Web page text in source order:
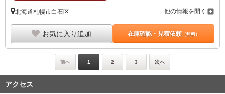
北海道札幌市白石区 他の情報を開く
お気に入り追加 在庫確認・見積依頼（無料）
前へ 1 2 3 次へ
アクセス